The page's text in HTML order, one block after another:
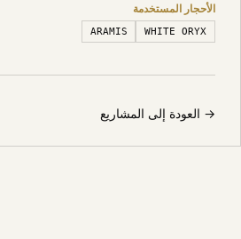
الأحجار المستخدمة
WHITE ORYX
ARAMIS
→ العودة إلى المشاريع